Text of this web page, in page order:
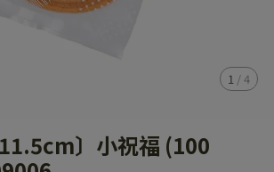
1 /4
〕小祝福 (100